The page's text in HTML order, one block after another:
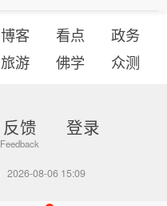
博客 看点
政务
旅游 佛学 众测
反馈 登录
2026-08-06 15:09